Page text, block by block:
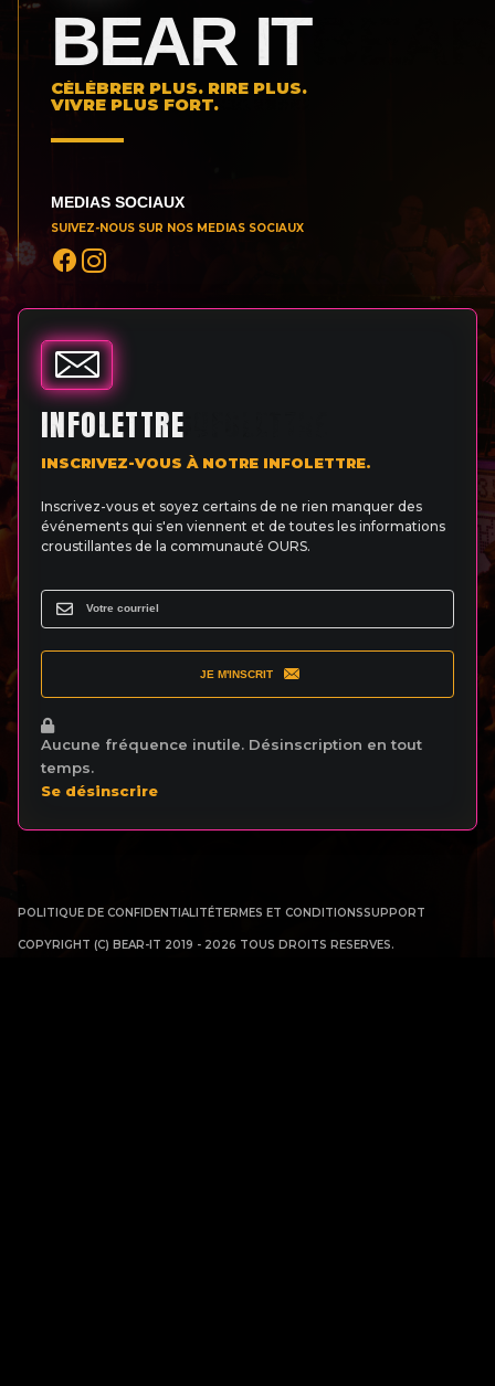
BEAR IT
CÉLÉBRER PLUS. RIRE PLUS.
VIVRE PLUS FORT.
MEDIAS SOCIAUX
SUIVEZ-NOUS SUR NOS MEDIAS SOCIAUX
INFOLETTRE
INSCRIVEZ-VOUS À NOTRE INFOLETTRE.
Inscrivez-vous et soyez certains de ne rien manquer des
événements qui s'en viennent et de toutes les informations
croustillantes de la communauté OURS.
JE M'INSCRIT
Aucune fréquence inutile. Désinscription en tout
temps.
Se désinscrire
POLITIQUE DE CONFIDENTIALITÉTERMES ET CONDITIONSSUPPORT
COPYRIGHT (C) BEAR-IT 2019 - 2026 TOUS DROITS RESERVES.